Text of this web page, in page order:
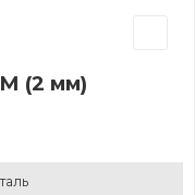
М (2 мм)